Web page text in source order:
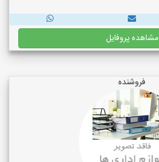
مشاهده پروفایل
فروشنده